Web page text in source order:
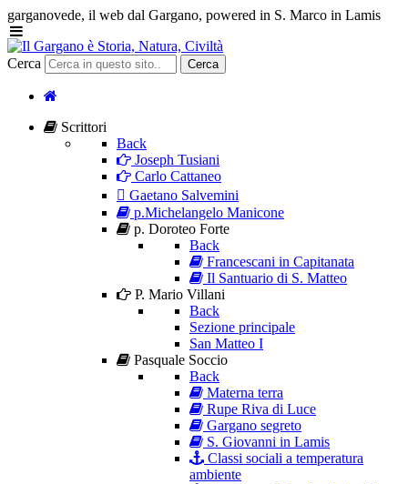
garganovede, il web dal Gargano, powered in S. Marco in Lamis
Cerca Cerca
Scrittori
Back
Joseph Tusiani
Carlo Cattaneo
Gaetano Salvemini
p.Michelangelo Manicone
p. Doroteo Forte
Back
Francescani in Capitanata
Il Santuario di S. Matteo
P. Mario Villani
Back
Sezione principale
San Matteo I
Pasquale Soccio
Back
Materna terra
Rupe Riva di Luce
Gargano segreto
S. Giovanni in Lamis
Classi sociali a temperatura
ambiente